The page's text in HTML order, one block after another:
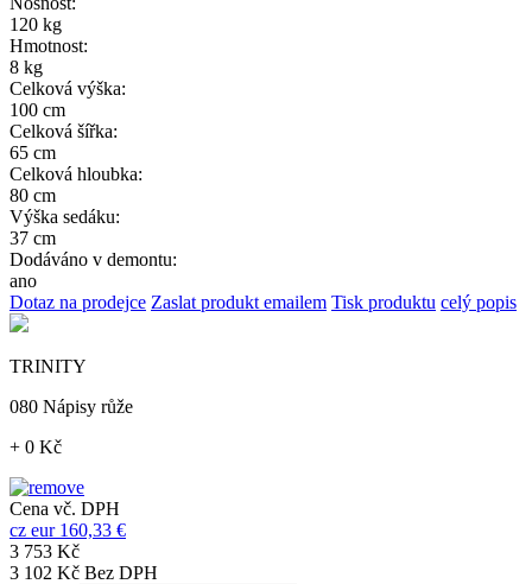
120 kg
Hmotnost:
8 kg
Celková výška:
100 cm
Celková šířka:
65 cm
Celková hloubka:
80 cm
Výška sedáku:
37 cm
Dodáváno v demontu:
ano
Dotaz na prodejce Zaslat produkt emailem Tisk produktu celý popis
TRINITY
080 Nápisy růže
+ 0 Kč
Cena vč. DPH
cz eur 160,33 €
3 753 Kč
3 102 Kč Bez DPH